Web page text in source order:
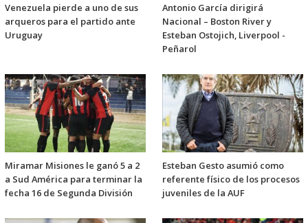
Venezuela pierde a uno de sus
arqueros para el partido ante
Uruguay
Antonio García dirigirá
Nacional – Boston River y
Esteban Ostojich, Liverpool -
Peñarol
Miramar Misiones le ganó 5 a 2
a Sud América para terminar la
fecha 16 de Segunda División
Esteban Gesto asumió como
referente físico de los procesos
juveniles de la AUF